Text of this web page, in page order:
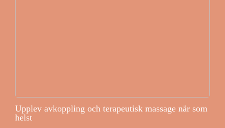
Upplev avkoppling och terapeutisk massage när som
helst